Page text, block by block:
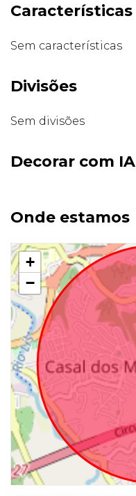
Características
Sem características
Divisões
Sem divisões
Decorar com IA
Onde estamos
+
−